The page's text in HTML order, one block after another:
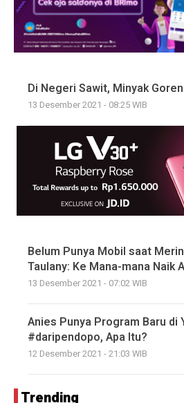
Di Negeri Sawit, Minyak
13 Desember 2021 - 08:25 WIB
Belum Punya Mobil saat
Taulany: Ke Mana-mana Naik
13 Desember 2021 - 07:02 WIB
Anies Punya Program Baru di
#daripendopo, Apa Itu?
12 Desember 2021 - 21:03 WIB
Trending